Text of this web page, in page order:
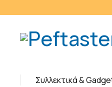
Συλλεκτικά &